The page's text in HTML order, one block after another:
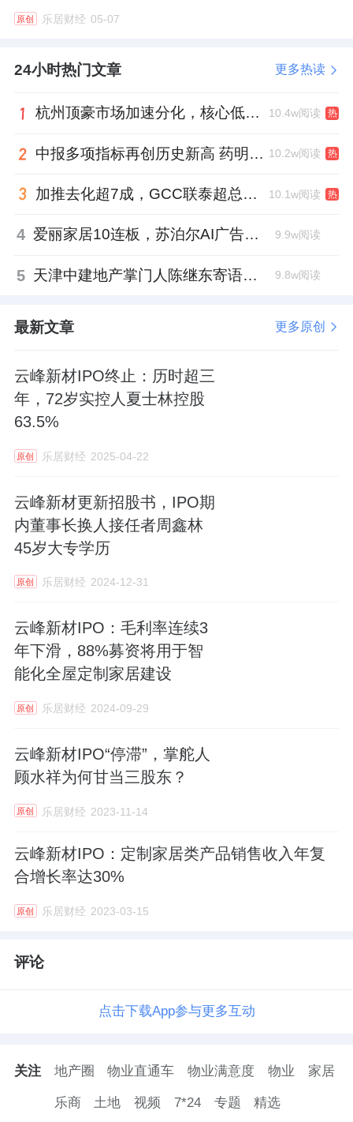
原创 乐居财经 05-07
24小时热门文章 更多热读
杭州顶豪市场加速分化，核心低密资产迎来价值兑现 10.4w阅读 热
中报多项指标再创历史新高 药明康德将高质量发展成果“分发”到位 10.2w阅读 热
加推去化超7成，GCC联泰超总湾再次引爆深圳顶豪市场认购热潮 10.1w阅读 热
4 爱丽家居10连板，苏泊尔AI广告翻车，居然之家首单REITs获批丨家居周记 9.9w阅读
5 天津中建地产掌门人陈继东寄语青年“跳出舒适区”，曾任银行信贷经理 9.8w阅读
最新文章 更多原创
云峰新材IPO终止：历时超三
年，72岁实控人夏士林控股
63.5%
原创 乐居财经 2025-04-22
云峰新材更新招股书，IPO期
内董事长换人接任者周鑫林
45岁大专学历
原创 乐居财经 2024-12-31
云峰新材IPO：毛利率连续3
年下滑，88%募资将用于智
能化全屋定制家居建设
原创 乐居财经 2024-09-29
云峰新材IPO“停滞”，掌舵人
顾水祥为何甘当三股东？
原创 乐居财经 2023-11-14
云峰新材IPO：定制家居类产品销售收入年复
合增长率达30%
原创 乐居财经 2023-03-15
评论
点击下载App参与更多互动
关注 地产圈 物业直通车 物业满意度 物业 家居
乐商 土地 视频 7*24 专题 精选